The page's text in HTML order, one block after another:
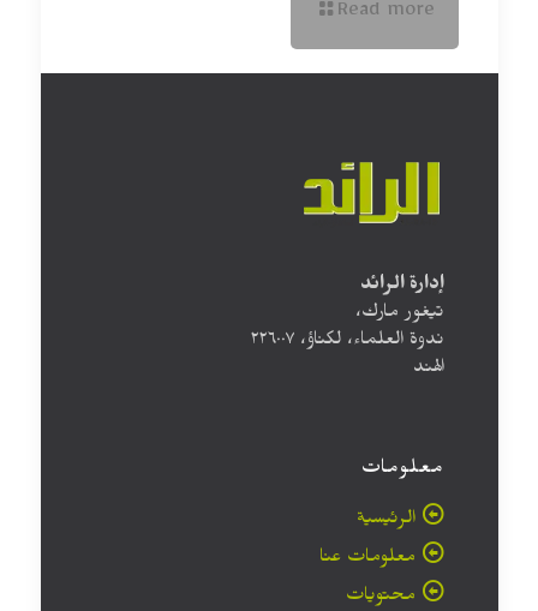
Read more
إدارة الرائد
تيغور مارك،
ندوة العلماء، لكناؤ، ۲۲٦۰۰۷
الهند
معلومات
الرئيسية
معلومات عنا
محتويات